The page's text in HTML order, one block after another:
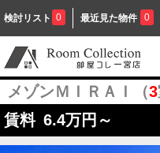
検討リスト 0 最近見た物件 0
メゾンＭＩＲＡＩ（3
賃料 6.4万円～